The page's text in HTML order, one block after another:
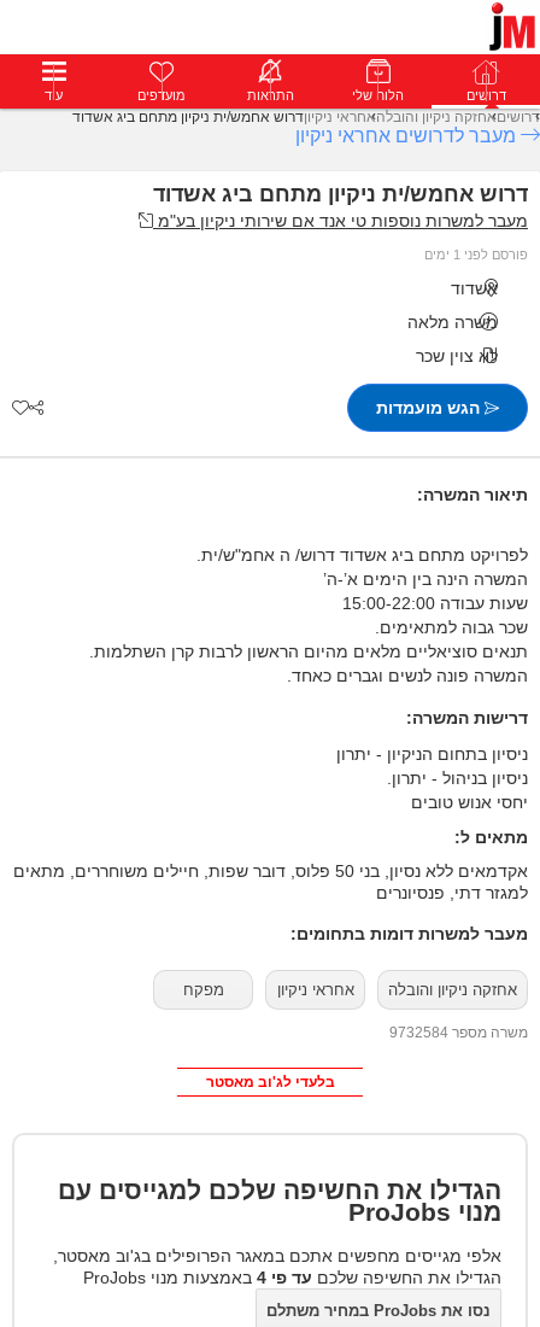
דרושים פרופילים הודעות פרימיום דרושים הלוח שלי התראות מועדפים עוד
דרושיםאחזקה ניקיון והובלהאחראי ניקיוןדרוש אחמש/ית ניקיון מתחם ביג אשדוד
מעבר לדרושים אחראי ניקיון
דרוש אחמש/ית ניקיון מתחם ביג אשדוד
מעבר למשרות נוספות טי אנד אם שירותי ניקיון בע"מ
פורסם לפני 1 ימים
אשדוד
משרה מלאה
לא צוין שכר
הגש מועמדות
תיאור המשרה:
לפרויקט מתחם ביג אשדוד דרוש/ ה אחמ"ש/ית.
המשרה הינה בין הימים א’-ה’
שעות עבודה 15:00-22:00
שכר גבוה למתאימים.
תנאים סוציאליים מלאים מהיום הראשון לרבות קרן השתלמות.
המשרה פונה לנשים וגברים כאחד.
דרישות המשרה:
ניסיון בתחום הניקיון - יתרון
ניסיון בניהול - יתרון.
יחסי אנוש טובים
מתאים ל:
אקדמאים ללא נסיון, בני 50 פלוס, דובר שפות, חיילים משוחררים, מתאים
למגזר דתי, פנסיונרים
מעבר למשרות דומות בתחומים:
אחזקה ניקיון והובלה אחראי ניקיון מפקח
משרה מספר 9732584
בלעדי לג'וב מאסטר
הגדילו את החשיפה שלכם למגייסים עם
מנוי ProJobs
אלפי מגייסים מחפשים אתכם במאגר הפרופילים בג'וב מאסטר,
הגדילו את החשיפה שלכם עד פי 4 באמצעות מנוי ProJobs
נסו את ProJobs במחיר משתלם